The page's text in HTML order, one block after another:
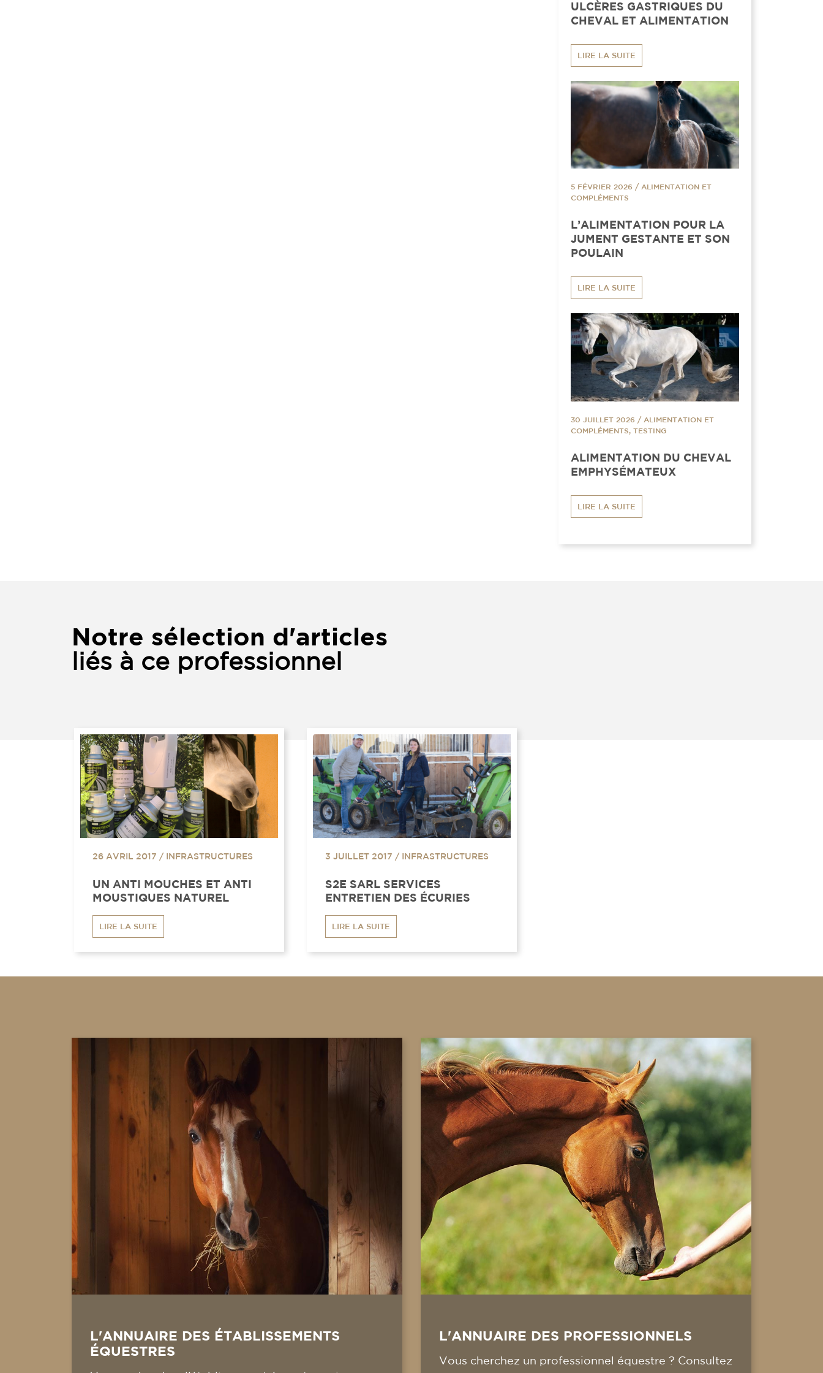
ULCÈRES GASTRIQUES DU
CHEVAL ET ALIMENTATION
LIRE LA SUITE
5 FÉVRIER 2026 / ALIMENTATION ET
COMPLÉMENTS
L’ALIMENTATION POUR LA
JUMENT GESTANTE ET SON
POULAIN
LIRE LA SUITE
30 JUILLET 2026 / ALIMENTATION ET
COMPLÉMENTS, TESTING
ALIMENTATION DU CHEVAL
EMPHYSÉMATEUX
LIRE LA SUITE
Notre sélection d'articles
liés à ce professionnel
26 AVRIL 2017 / INFRASTRUCTURES
UN ANTI MOUCHES ET ANTI
MOUSTIQUES NATUREL
LIRE LA SUITE
3 JUILLET 2017 / INFRASTRUCTURES
S2E SARL SERVICES
ENTRETIEN DES ÉCURIES
LIRE LA SUITE
L'ANNUAIRE DES ÉTABLISSEMENTS
ÉQUESTRES
L'ANNUAIRE DES PROFESSIONNELS
Vous cherchez un professionnel équestre ? Consultez